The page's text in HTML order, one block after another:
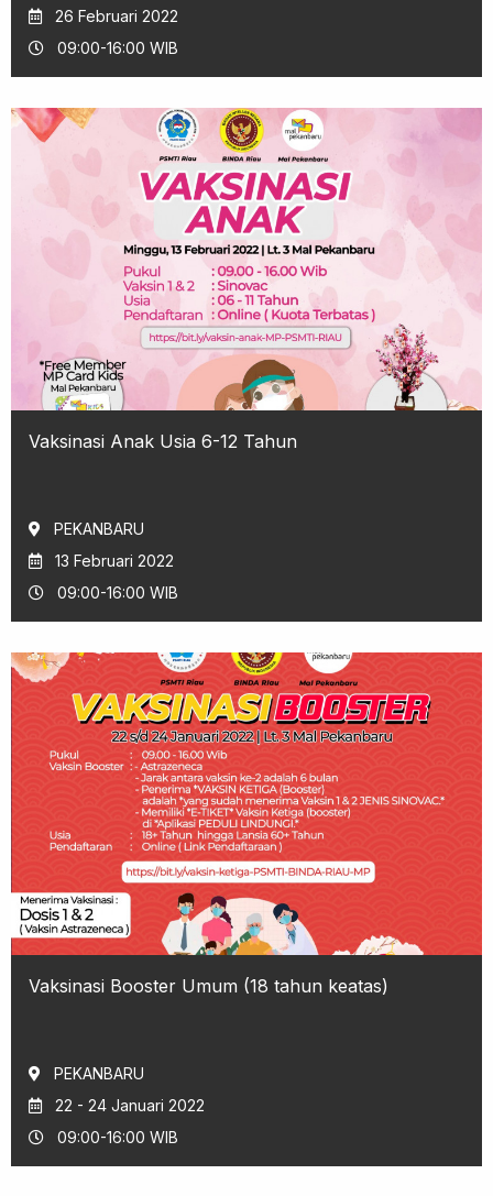
26 Februari 2022
09:00-16:00 WIB
Vaksinasi Anak Usia 6-12 Tahun
PEKANBARU
13 Februari 2022
09:00-16:00 WIB
Vaksinasi Booster Umum (18 tahun keatas)
PEKANBARU
22 - 24 Januari 2022
09:00-16:00 WIB